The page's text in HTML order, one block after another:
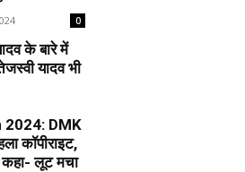
0
के बारे में
यादव भी
DMK
कॉपीराइट,
कहा- लूट मचा